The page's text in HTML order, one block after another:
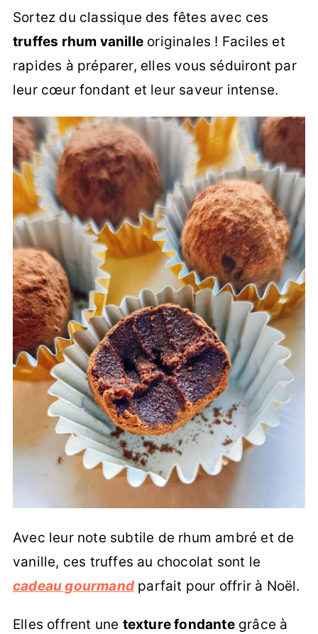
Sortez du classique des fêtes avec ces
truffes rhum vanilleoriginales ! Faciles et
rapides à préparer, elles vous séduiront par
leur cœur fondant et leur saveur intense.
Avec leur note subtile de rhum ambré et de
vanille, ces truffes au chocolat sont le
cadeau gourmandparfait pour offrir à Noël.
Elles offrent une texture fondantegrâce à